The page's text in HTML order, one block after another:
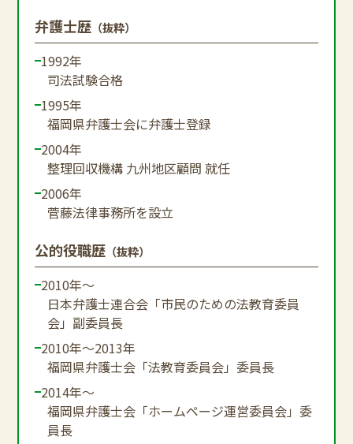
弁護士歴 （抜粋）
1992年
司法試験合格
1995年
福岡県弁護士会に弁護士登録
2004年
整理回収機構 九州地区顧問 就任
2006年
菅藤法律事務所を設立
公的役職歴 （抜粋）
2010年～
日本弁護士連合会「市民のための法教育委員
会」副委員長
2010年～2013年
福岡県弁護士会「法教育委員会」委員長
2014年～
福岡県弁護士会「ホームページ運営委員会」委
員長